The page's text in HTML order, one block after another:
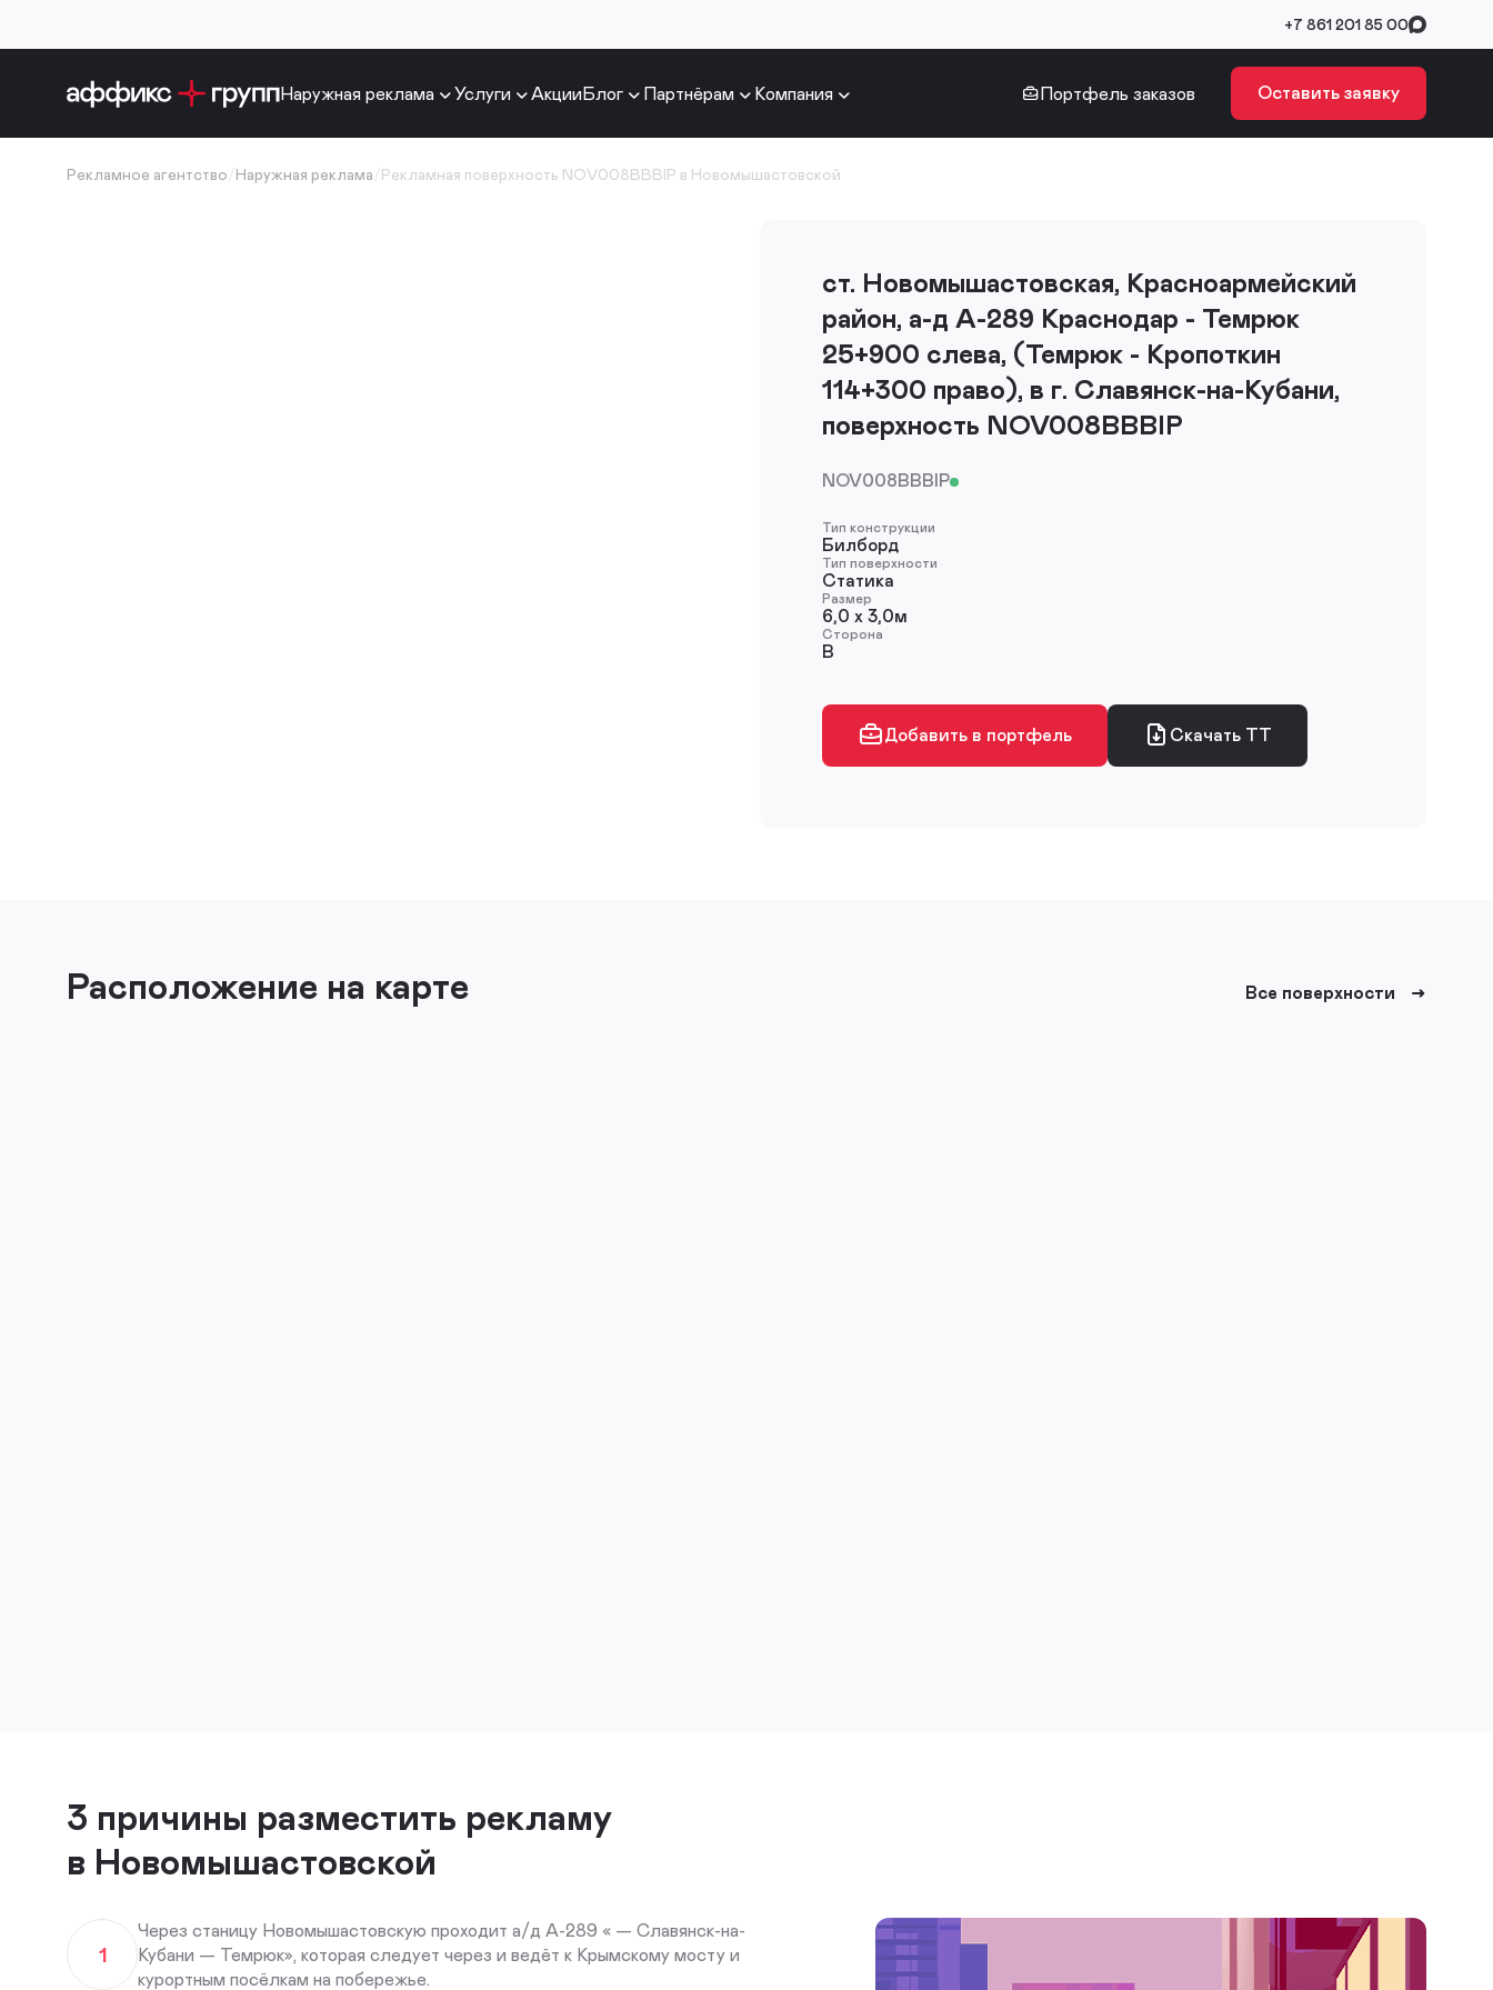
+7 861 201 85 00
Наружная реклама Услуги АкцииБлог Партнёрам Компания Портфель заказов Оставить заявку
Рекламное агентство Наружная реклама Рекламная поверхность NOV008BBBIP в Новомышастовской
ст. Новомышастовская, Красноармейский
район, а-д А-289 Краснодар - Темрюк
25+900 слева, (Темрюк - Кропоткин
114+300 право), в г. Славянск-на-Кубани,
поверхность NOV008BBBIP
NOV008BBBIP
Тип конструкции
Билборд
Тип поверхности
Статика
Размер
6,0 х 3,0м
Сторона
B
Добавить в портфель Скачать ТТ
Расположение на карте Все поверхности
3 причины разместить рекламу
в Новомышастовской
1
Через станицу Новомышастовскую проходит а/д А-289 « — Славянск-на-
Кубани — Темрюк», которая следует через и ведёт к Крымскому мосту и
курортным посёлкам на побережье.